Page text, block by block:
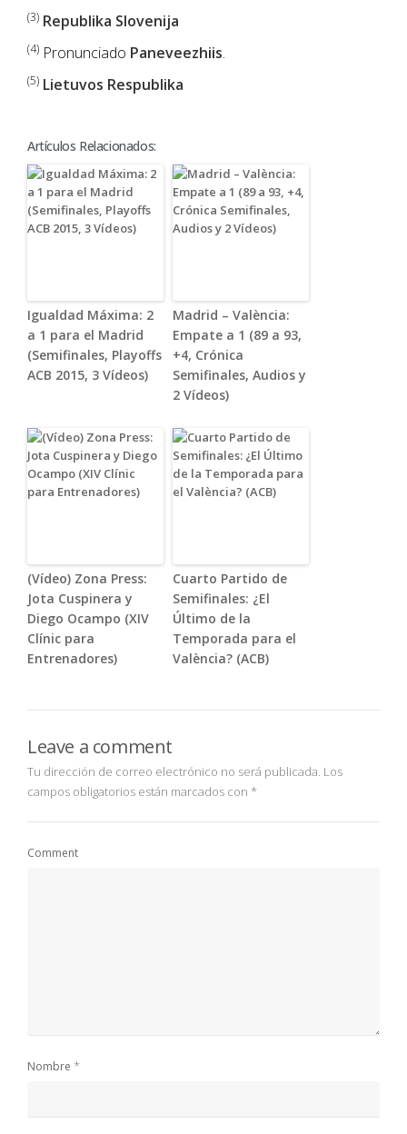
(3) Republika Slovenija
(4) Pronunciado Paneveezhiis.
(5) Lietuvos Respublika
Artículos Relacionados:
Igualdad Máxima: 2
a 1 para el Madrid
(Semifinales, Playoffs
ACB 2015, 3 Vídeos)
Madrid – València:
Empate a 1 (89 a 93,
+4, Crónica
Semifinales, Audios y
2 Vídeos)
(Vídeo) Zona Press:
Jota Cuspinera y
Diego Ocampo (XIV
Clínic para
Entrenadores)
Cuarto Partido de
Semifinales: ¿El
Último de la
Temporada para el
València? (ACB)
Leave a comment
Tu dirección de correo electrónico no será publicada. Los
campos obligatorios están marcados con *
Comment
Nombre *